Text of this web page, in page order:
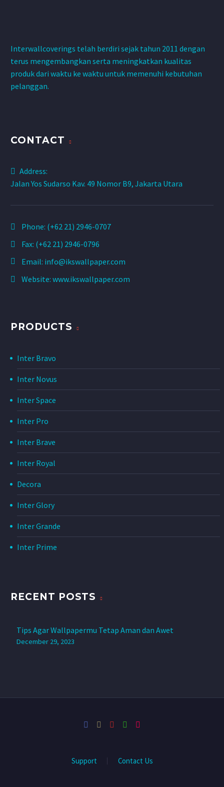
Interwallcoverings telah berdiri sejak tahun 2011 dengan
terus mengembangkan serta meningkatkan kualitas
produk dari waktu ke waktu untuk memenuhi kebutuhan
pelanggan.
CONTACT
Address:
Jalan Yos Sudarso Kav. 49 Nomor B9, Jakarta Utara
Phone: (+62 21) 2946-0707
Fax: (+62 21) 2946-0796
Email: info@ikswallpaper.com
Website: www.ikswallpaper.com
PRODUCTS
Inter Bravo
Inter Novus
Inter Space
Inter Pro
Inter Brave
Inter Royal
Decora
Inter Glory
Inter Grande
Inter Prime
RECENT POSTS
Tips Agar Wallpapermu Tetap Aman dan Awet
December 29, 2023
Support Contact Us